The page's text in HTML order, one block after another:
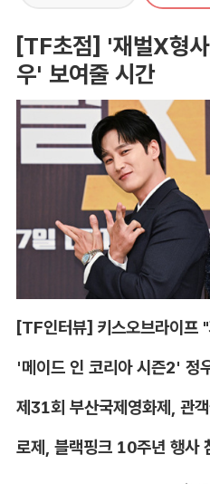
[TF초점] '재벌X형
우' 보여줄 시간
'메이드 인 코리아 시즌2' 정
제31회 부산국제영화제, 관